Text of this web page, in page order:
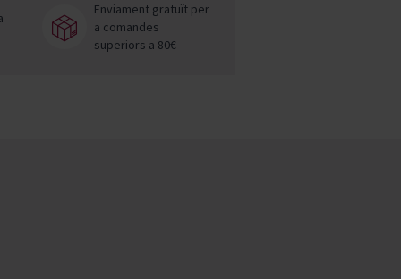
Enviament gratuït per
a comandes
superiors a 80€